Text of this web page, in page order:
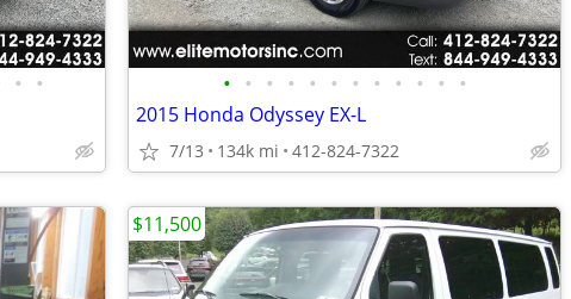
• • • • • • • • • • • • • •
2015 Honda Odyssey EX-L
7/13 134k mi 412-824-7322
$11,500